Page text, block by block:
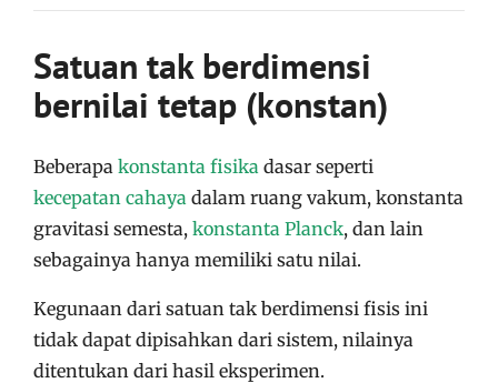
Satuan tak berdimensi
bernilai tetap (konstan)
Beberapa konstanta fisika dasar seperti
kecepatan cahaya dalam ruang vakum, konstanta
gravitasi semesta, konstanta Planck, dan lain
sebagainya hanya memiliki satu nilai.
Kegunaan dari satuan tak berdimensi fisis ini
tidak dapat dipisahkan dari sistem, nilainya
ditentukan dari hasil eksperimen.